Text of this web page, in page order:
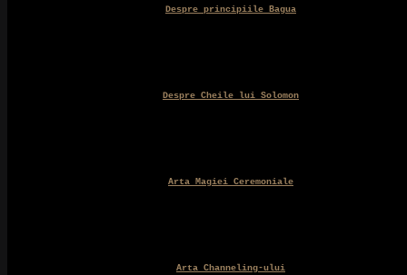
Despre principiile Bagua
Despre Cheile lui Solomon
Arta Magiei Ceremoniale
Arta Channeling-ului